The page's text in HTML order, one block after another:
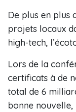
De plus en plus
projets locaux
high-tech,
Lors de la
certificats à de
total de 6
bonne